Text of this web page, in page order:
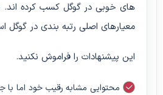
های خوبی در گوگل کسب کرده
معیارهای اصلی رتبه بندی در گوگل
این پیشنهادات را فراموش نکنید.
محتوایی مشابه رقیب خود اما با